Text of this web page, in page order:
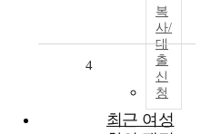
복
사/
대
출
신
청
4
최근 여성